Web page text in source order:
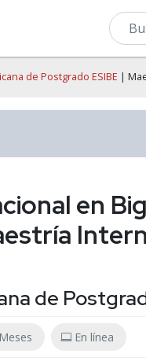
de Postgrado ESIBE |
en
de
En línea